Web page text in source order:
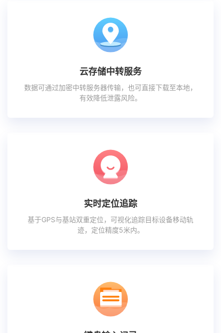
云存储中转服务
数据可通过加密中转服务器传输，也可直接下载至本地，
有效降低泄露风险。
实时定位追踪
基于GPS与基站双重定位，可视化追踪目标设备移动轨
迹，定位精度5米内。